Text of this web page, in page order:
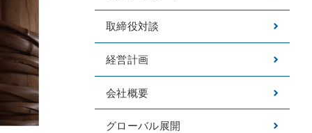
取締役対談
経営計画
会社概要
グローバル展開